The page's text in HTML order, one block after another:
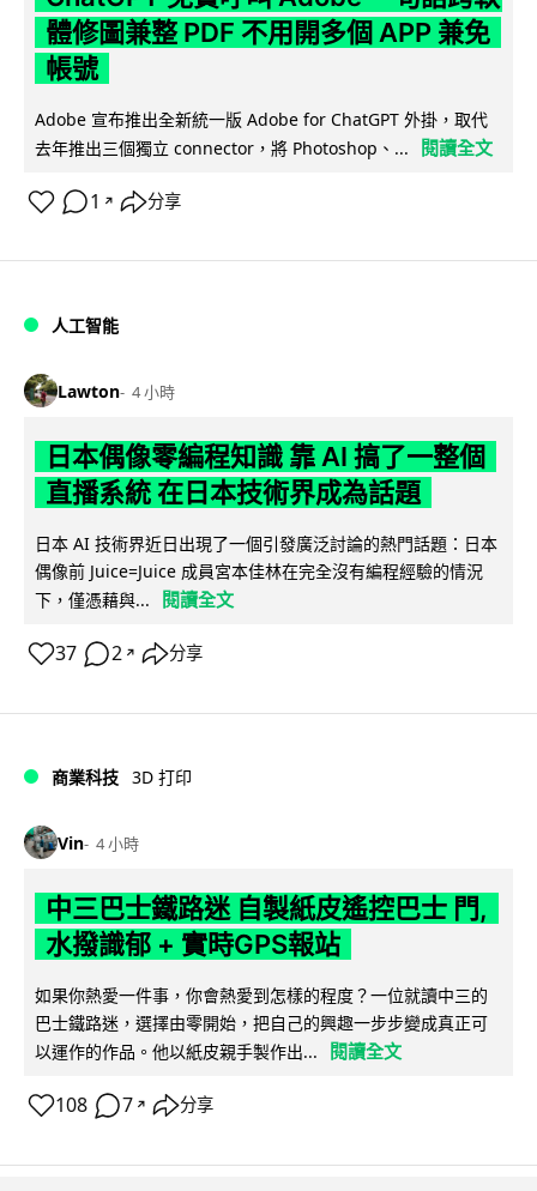
體修圖兼整 PDF 不用開多個 APP 兼免
帳號
Adobe 宣布推出全新統一版 Adobe for ChatGPT 外掛，取代
去年推出三個獨立 connector，將 Photoshop、...
閱讀全文
1 ↗ 分享
人工智能
Lawton 4 小時
日本偶像零編程知識 靠 AI 搞了一整個
直播系統 在日本技術界成為話題
日本 AI 技術界近日出現了一個引發廣泛討論的熱門話題：日本
偶像前 Juice=Juice 成員宮本佳林在完全沒有編程經驗的情況
下，僅憑藉與...
閱讀全文
37 2 ↗ 分享
商業科技 3D 打印
Vin 4 小時
中三巴士鐵路迷 自製紙皮遙控巴士 門,
水撥識郁 + 實時GPS報站
如果你熱愛一件事，你會熱愛到怎樣的程度？一位就讀中三的
巴士鐵路迷，選擇由零開始，把自己的興趣一步步變成真正可
以運作的作品。他以紙皮親手製作出...
閱讀全文
108 7 ↗ 分享